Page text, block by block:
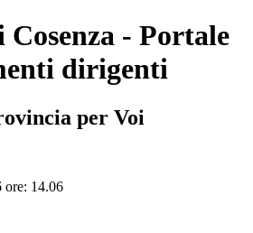
- Portale
dirigenti
per Voi
ore: 14.06